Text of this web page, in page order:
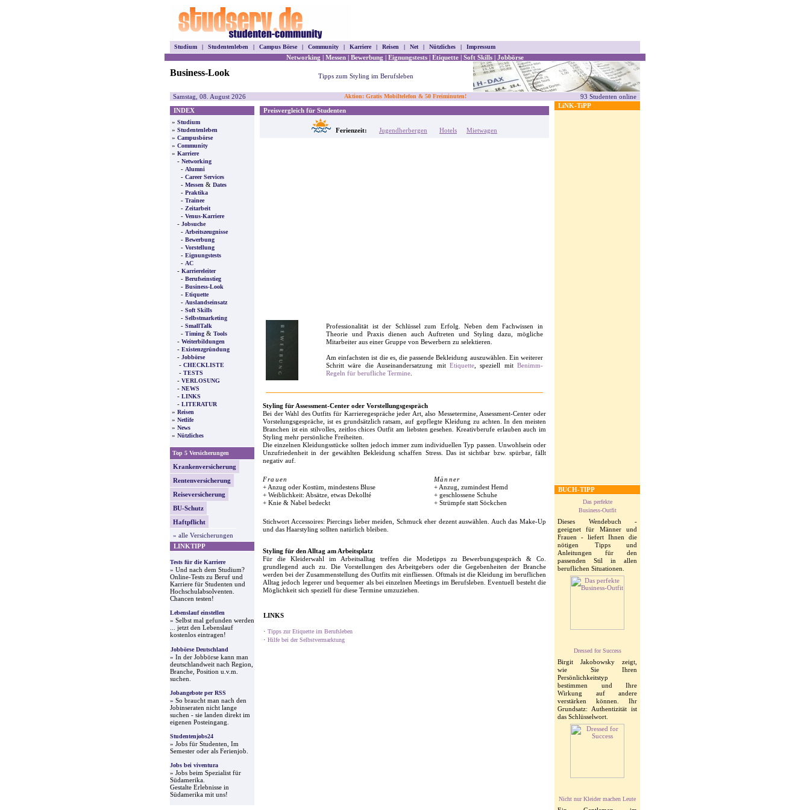
Studium | Studentenleben | Campus Börse | Community | Karriere | Reisen | Net | Nützliches | Impressum
Networking | Messen | Bewerbung | Eignungstests | Etiquette | Soft Skills | Jobbörse
Business-Look Tipps zum Styling im Berufsleben
Samstag, 08. August 2026 Aktion: Gratis Mobiltelefon & 50 Freiminuten!
93 Studenten online
INDEX
» Studium
» Studentenleben
» Campusbörse
» Community
» Karriere
- Networking
- Alumni
- Career Services
- Messen & Dates
- Praktika
- Trainee
- Zeitarbeit
- Venus-Karriere
- Jobsuche
- Arbeitszeugnisse
- Bewerbung
- Vorstellung
- Eignungstests
- AC
- Karriereleiter
- Berufseinstieg
- Business-Look
- Etiquette
- Auslandseinsatz
- Soft Skills
- Selbstmarketing
- SmallTalk
- Timing & Tools
- Weiterbildungen
- Existenzgründung
- Jobbörse
- CHECKLISTE
- TESTS
- VERLOSUNG
- NEWS
- LINKS
- LITERATUR
» Reisen
» Netlife
» News
» Nützliches
Top 5 Versicherungen
Krankenversicherung
Rentenversicherung
Reiseversicherung
BU-Schutz
Haftpflicht
» alle Versicherungen
LINKTIPP
Tests für die Karriere
» Und nach dem Studium?
Online-Tests zu Beruf und
Karriere für Studenten und
Hochschulabsolventen.
Chancen testen!
Lebenslauf einstellen
» Selbst mal gefunden werden
... jetzt den Lebenslauf
kostenlos eintragen!
Jobbörse Deutschland
» In der Jobbörse kann man
deutschlandweit nach Region,
Branche, Position u.v.m.
suchen.
Jobangebote per RSS
» So braucht man nach den
Jobinseraten nicht lange
suchen - sie landen direkt im
eigenen Posteingang.
Studentenjobs24
» Jobs für Studenten, Im
Semester oder als Ferienjob.
Jobs bei viventura
» Jobs beim Spezialist für
Südamerika.
Gestalte Erlebnisse in
Südamerika mit uns!
Preisvergleich für Studenten
Ferienzeit: Jugendherbergen Hotels Mietwagen
Professionalität ist der Schlüssel zum Erfolg. Neben dem Fachwissen in
Theorie und Praxis dienen auch Auftreten und Styling dazu, mögliche
Mitarbeiter aus einer Gruppe von Bewerbern zu selektieren.
Am einfachsten ist die es, die passende Bekleidung auszuwählen. Ein weiterer
Schritt wäre die Auseinandersatzung mit Etiquette, speziell mit Benimm-
Regeln für berufliche Termine
Styling für Assessment-Center oder Vorstellungsgespräch
Bei der Wahl des Outfits für Karrieregespräche jeder Art, also Messetermine, Assessment-Center oder
Vorstelungsgespräche, ist es grundsätzlich ratsam, auf gepflegte Kleidung zu achten. In den meisten
Branchen ist ein stilvolles, zeitlos chices Outfit am liebsten gesehen. Kreativberufe erlauben auch im
Styling mehr persönliche Freiheiten.
Die einzelnen Kleidungsstücke sollten jedoch immer zum individuellen Typ passen. Unwohlsein oder
Unzufriedenheit in der gewählten Bekleidung schaffen Stress. Das ist sichtbar bzw. spürbar, fällt
negativ auf.
Frauen
+ Anzug oder Kostüm, mindestens Bluse
+ Weiblichkeit: Absätze, etwas Dekollté
+ Knie & Nabel bedeckt
Männer
+ Anzug, zumindest Hemd
+ geschlossene Schuhe
+ Strümpfe statt Söckchen
Stichwort Accessoires: Piercings lieber meiden, Schmuck eher dezent auswählen. Auch das Make-Up
und das Haarstyling sollten natürlich bleiben.
Styling für den Alltag am Arbeitsplatz
Für die Kleiderwahl im Arbeitsalltag treffen die Modetipps zu Bewerbungsgespräch & Co.
grundlegend auch zu. Die Vorstellungen des Arbeitgebers oder die Gegebenheiten der Branche
werden bei der Zusammenstellung des Outfits mit einfliessen. Oftmals ist die Kleidung im beruflichen
Alltag jedoch legerer und bequemer als bei einzelnen Meetings im Berufsleben. Eventuell besteht die
Möglichkeit sich speziell für diese Termine umzuziehen.
LINKS
· Tipps zur Etiquette im Berufsleben
· Hilfe bei der Selbstvermarktung
LiNK-TiPP
BUCH-TIPP
Das perfekte
Business-Outfit
Dieses Wendebuch -
geeignet für Männer und
Frauen - liefert Ihnen die
nötigen Tipps und
Anleitungen für den
passenden Stil in allen
beruflichen Situationen.
Dressed for Success
Birgit Jakobowsky zeigt,
wie Sie Ihren
Persönlichkeitstyp
bestimmen und Ihre
Wirkung auf andere
verstärken können. Ihr
Grundsatz: Authentizität ist
das Schlüsselwort.
Nicht nur Kleider machen Leute